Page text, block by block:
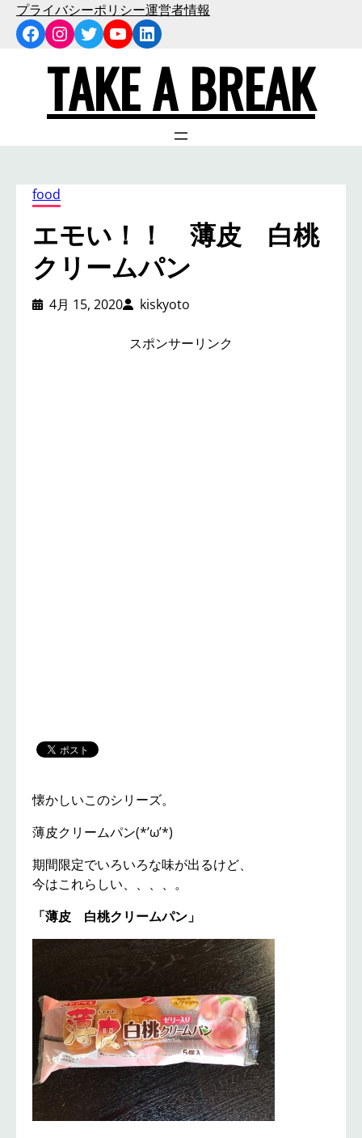
プライバシーポリシー運営者情報
Facebook
Instagram
Twitter
YouTube
LinkedIn
TAKE A BREAK
food
エモい！！ 薄皮 白桃
クリームパン
4月 15, 2020 kiskyoto
スポンサーリンク
懐かしいこのシリーズ。
薄皮クリームパン(*’ω’*)
期間限定でいろいろな味が出るけど、
今はこれらしい、、、、。
「薄皮 白桃クリームパン」